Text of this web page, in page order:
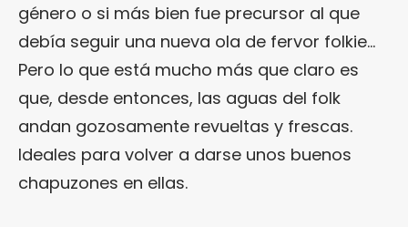
género o si más bien fue precursor al que
debía seguir una nueva ola de fervor folkie…
Pero lo que está mucho más que claro es
que, desde entonces, las aguas del folk
andan gozosamente revueltas y frescas.
Ideales para volver a darse unos buenos
chapuzones en ellas.